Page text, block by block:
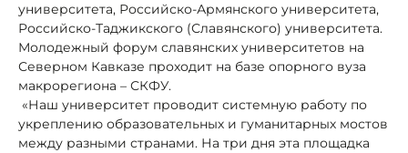
университета, Российско-Армянского университета,
Российско-Таджикского (Славянского) университета.
Молодежный форум славянских университетов на
Северном Кавказе проходит на базе опорного вуза
макрорегиона – СКФУ.
«Наш университет проводит системную работу по
укреплению образовательных и гуманитарных мостов
между разными странами. На три дня эта площадка